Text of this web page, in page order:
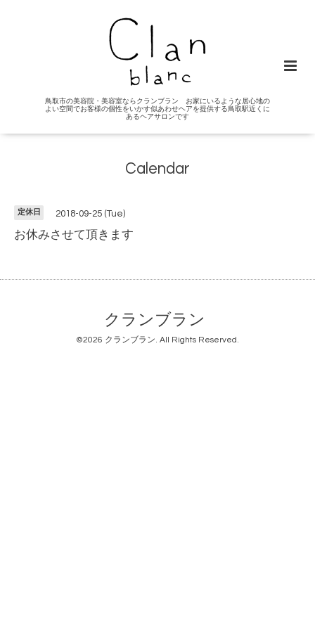
鳥取市の美容院・美容室ならクランブラン お家にいるような居心地の
よい空間でお客様の個性をいかす似あわせヘアを提供する鳥取駅近くに
あるヘアサロンです
Calendar
定休日 2018-09-25 (Tue)
お休みさせて頂きます
クランブラン
©2026 クランブラン. All Rights Reserved.